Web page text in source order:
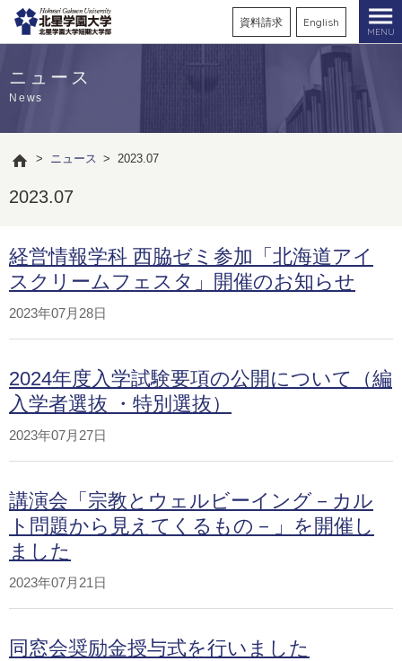
資料請求 English
MENU
ニュース
News
> ニュース > 2023.07
2023.07
経営情報学科 西脇ゼミ参加「北海道アイ
スクリームフェスタ」開催のお知らせ
2023年07月28日
2024年度入学試験要項の公開について（編
入学者選抜 ・特別選抜）
2023年07月27日
講演会「宗教とウェルビーイング－カル
ト問題から見えてくるもの－」を開催し
ました
2023年07月21日
同窓会奨励金授与式を行いました